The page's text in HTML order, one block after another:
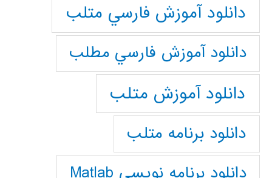
دانلود آموزش فارسي متلب
دانلود آموزش فارسي مطلب
دانلود آموزش متلب
دانلود برنامه متلب